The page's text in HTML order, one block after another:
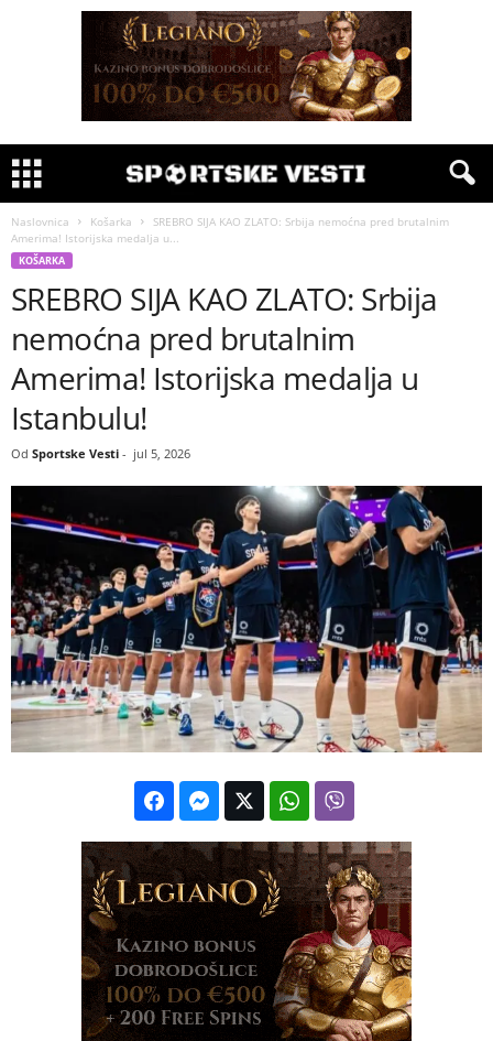
Naslovnica Košarka
SREBRO SIJA KAO ZLATO: Srbija nemoćna pred brutalnim
Amerima! Istorijska medalja u...
KOŠARKA
SREBRO SIJA KAO ZLATO: Srbija
nemoćna pred brutalnim
Amerima! Istorijska medalja u
Istanbulu!
Od Sportske Vesti - jul 5, 2026